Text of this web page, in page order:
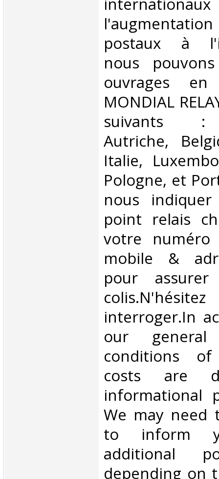
postaux à
nous
ouvrages
MONDIAL
suivants :
Autriche,
Italie,
Pologne, et
nous
point relais
votre numéro
mobile &
pour
interroger.In
our
conditions of
costs are
informational
We may need
to inform
additional
depending on